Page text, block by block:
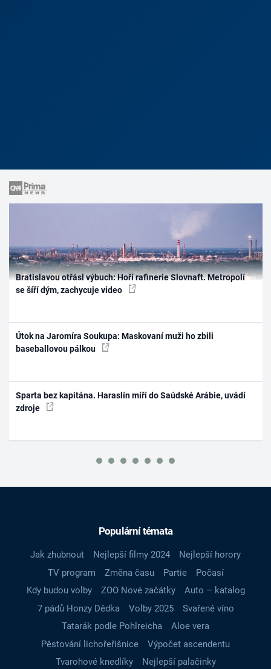
Bratislavou otřásl výbuch: Hoří rafinerie Slovnaft. Metropolí
se šíří dým, zachycuje video
Útok na Jaromíra Soukupa: Maskovaní muži ho zbili
baseballovou pálkou
Sparta bez kapitána. Haraslín míří do Saúdské Arábie, uvádí
zdroje
Populární témata
Jak zhubnout Nejlepší filmy 2024
Nejlepší horory
TV program
Změna času Partie
Počasí
Kdy budou volby
ZOO Nové začátky
Auto – katalog
7 pádů Honzy Dědka
Volby 2025
Svařené víno
Tatarák podle Pohlreicha
Aloe vera
Pěstování lichořeřišnice
Výpočet ascendentu
Tvarohové knedlíky
Nejlepší palačinky